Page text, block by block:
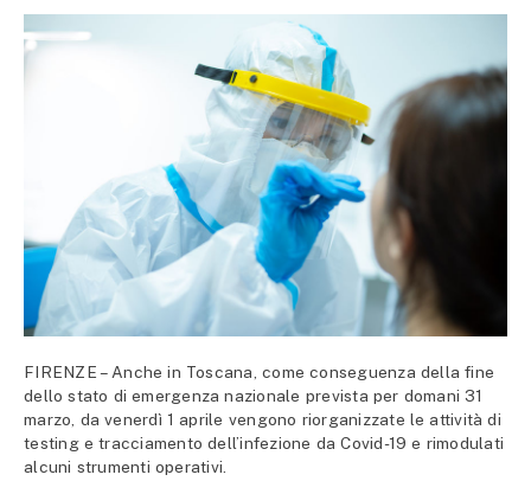
FIRENZE – Anche in Toscana, come conseguenza della fine
dello stato di emergenza nazionale prevista per domani 31
marzo, da venerdì 1 aprile vengono riorganizzate le attività di
testing e tracciamento dell’infezione da Covid-19 e rimodulati
alcuni strumenti operativi.